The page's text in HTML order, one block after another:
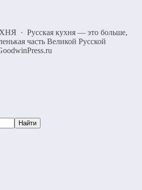
· Русская кухня — это больше,
часть Великой Русской